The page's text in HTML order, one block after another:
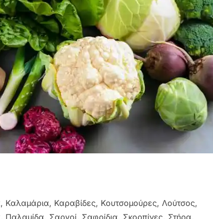
Καλαμάρια, Καραβίδες, Κουτσομούρες, Λούτσος,
Σαργοί, Σαφρίδια, Σκορπίνες, Στήρα,